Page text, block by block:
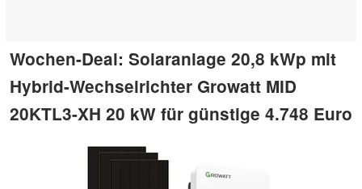
Wochen-Deal: Solaranlage 20,8 kWp mit
Hybrid-Wechselrichter Growatt MID
20KTL3-XH 20 kW für günstige 4.748 Euro